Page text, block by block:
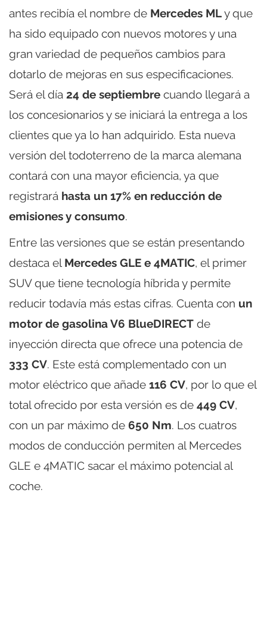
antes recibía el nombre de Mercedes MLy que
ha sido equipado con nuevos motores y una
gran variedad de pequeños cambios para
dotarlo de mejoras en sus especificaciones.
Será el día 24 de septiembre cuando llegará a
los concesionarios y se iniciará la entrega a los
clientes que ya lo han adquirido. Esta nueva
versión del todoterreno de la marca alemana
contará con una mayor eficiencia, ya que
registrará hasta un 17% en reducción de
emisiones y consumo.
Entre las versiones que se están presentando
destaca el Mercedes GLE e 4MATIC, el primer
SUV que tiene tecnología híbrida y permite
reducir todavía más estas cifras. Cuenta con un
motor de gasolina V6 BlueDIRECT de
inyección directa que ofrece una potencia de
333 CV. Este está complementado con un
motor eléctrico que añade 116 CV, por lo que el
total ofrecido por esta versión es de 449 CV,
con un par máximo de 650 Nm. Los cuatros
modos de conducción permiten al Mercedes
GLE e 4MATIC sacar el máximo potencial al
coche.